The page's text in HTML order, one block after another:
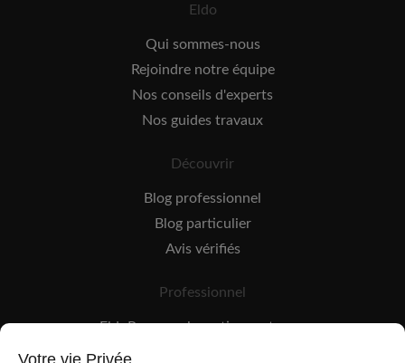
Eldo
Qui sommes-nous
Rejoindre notre équipe
Nos conseils d'experts
Nos guides travaux
Découvrir
Blog professionnel
Blog particulier
Avis vérifiés
Professionnel
EldoPro pour les artisans et pros
EldoNetwork pour les réseaux, marques et industriels
Votre vie Privée